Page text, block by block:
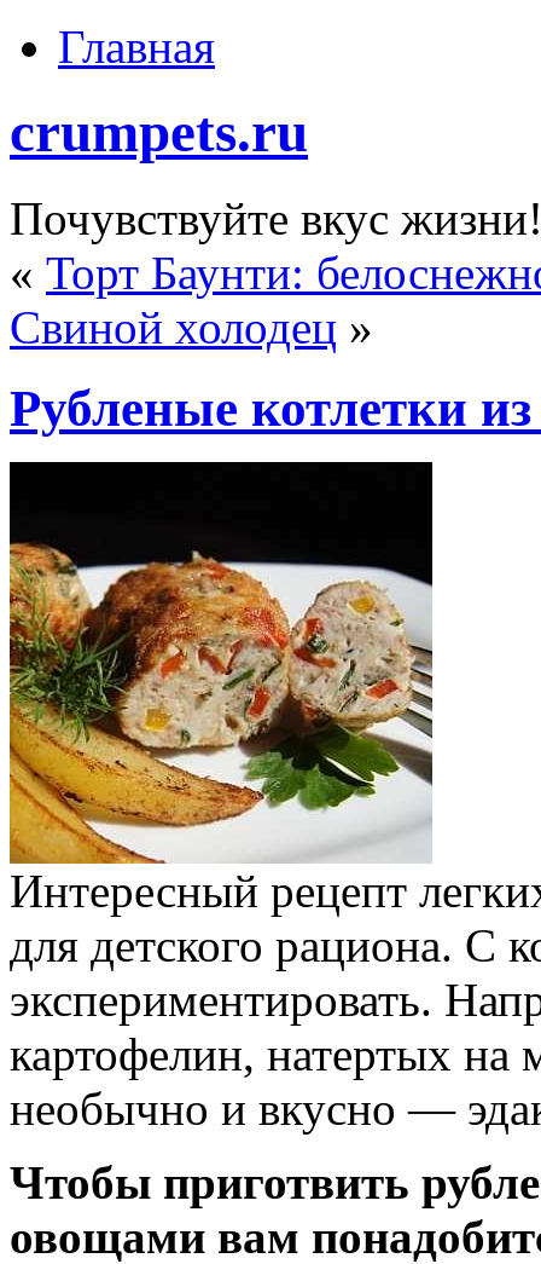
Главная
crumpets.ru
Почувствуйте вкус
« Торт Баунти:
Свиной холодец »
Рубленые котлетки
Интересный рецепт
для детского рациона. С
экспериментировать.
картофелин, натертых на
необычно и вкусно —
Чтобы приготвить
овощами вам